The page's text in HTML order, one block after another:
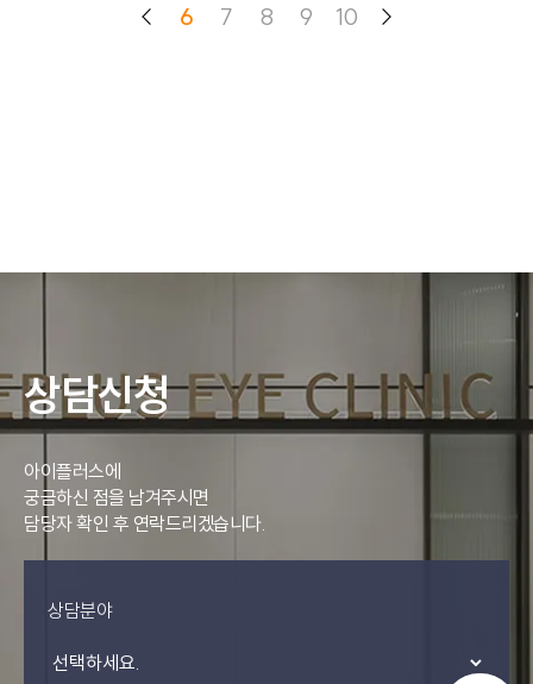
6 7 8 9 10
상담신청
아이플러스에
궁금하신 점을 남겨주시면
담당자 확인 후 연락드리겠습니다.
상담분야